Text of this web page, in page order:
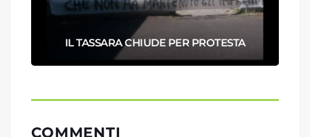
IL TASSARA CHIUDE PER PROTESTA
COMMENTI